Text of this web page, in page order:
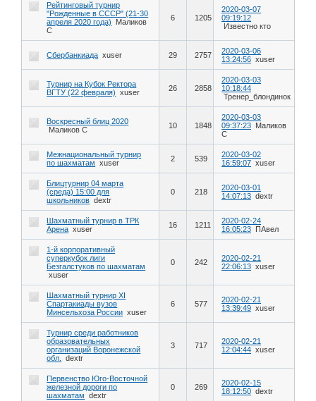
Рейтинговый турнир
"Рожденные в СССР" (21-30
апреля 2020 года)
Маликов
С
6 1205
2020-03-07
09:19:12
Известно кто
Сбербанкиада xuser 29 2757
2020-03-06
13:24:56 xuser
Турнир на Кубок Ректора
ВГТУ (22 февраля)
xuser 26 2858
2020-03-03
10:18:44
Тренер_блондинок
Воскресный блиц 2020
Маликов С
10 1848
2020-03-03
09:37:23 Маликов
С
Межнациональный турнир
по шахматам
xuser 2 539
2020-03-02
16:59:07 xuser
Блицтурнир 04 марта
(среда) 15:00 для
школьников dextr
0 218
2020-03-01
14:07:13 dextr
Шахматный турнир в ТРК
Арена xuser 16 1211
2020-02-24
16:05:23
ПАвел
1-й корпоративный
суперкубок лиги
Безгалстуков по шахматам
xuser
0 242
2020-02-21
22:06:13 xuser
Шахматный турнир XI
Спартакиады вузов
Минсельхоза России xuser
6 577
2020-02-21
13:39:49 xuser
Турнир среди работников
образовательных
организаций Воронежской
обл.
dextr
3 717
2020-02-21
12:04:44 xuser
Первенство Юго-Восточной
железной дороги по
шахматам
dextr
0 269
2020-02-15
18:12:50 dextr